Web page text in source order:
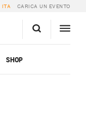
ITA CARICA UN EVENTO
SHOP